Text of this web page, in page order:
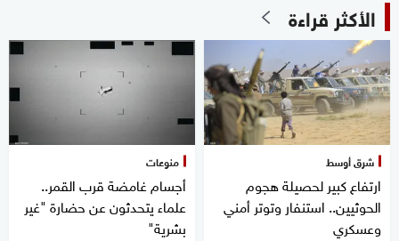
الأكثر قراءة
شرق أوسط
ارتفاع كبير لحصيلة هجوم
الحوثيين.. استنفار وتوتر أمني
وعسكري
منوعات
أجسام غامضة قرب القمر..
علماء يتحدثون عن حضارة "غير
بشرية"